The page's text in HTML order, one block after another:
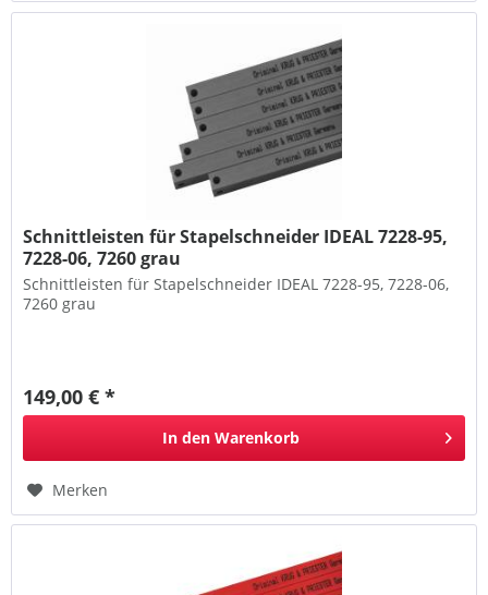
Schnittleisten für Stapelschneider IDEAL 7228-95,
7228-06, 7260 grau
Schnittleisten für Stapelschneider IDEAL 7228-95, 7228-06,
7260 grau
149,00 € *
In den Warenkorb
Merken